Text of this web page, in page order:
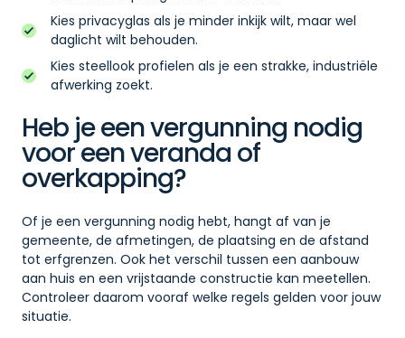
Kies privacyglas als je minder inkijk wilt, maar wel
daglicht wilt behouden.
Kies steellook profielen als je een strakke, industriële
afwerking zoekt.
Heb je een vergunning nodig
voor een veranda of
overkapping?
Of je een vergunning nodig hebt, hangt af van je
gemeente, de afmetingen, de plaatsing en de afstand
tot erfgrenzen. Ook het verschil tussen een aanbouw
aan huis en een vrijstaande constructie kan meetellen.
Controleer daarom vooraf welke regels gelden voor jouw
situatie.